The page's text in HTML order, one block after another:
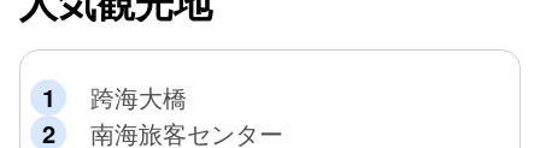
構成されるものでしたが、現在は上の部分だけが残されて
おり、台座部分は後から補修されたものです。1945年に
台湾が祖国に復帰した後は、碑文は削り取られ、台湾の祖
国復帰を記念するものへと改められ、2000年に澎湖県政
府によって「県定古跡」に登録されました。
跨海大橋
南海旅客センター